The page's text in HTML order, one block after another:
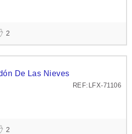
2
De Las Nieves
REF:LFX-71106
2